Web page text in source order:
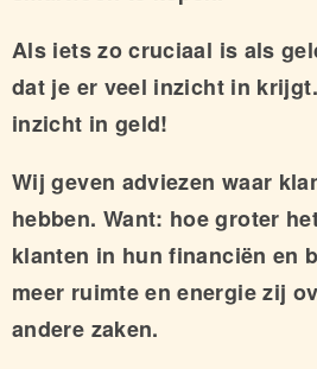
Als iets zo cruciaal is als
dat je er veel inzicht in
inzicht in geld!
Wij geven adviezen waar
hebben. Want: hoe groter
klanten in hun financiën en
meer ruimte en energie zij
andere zaken.